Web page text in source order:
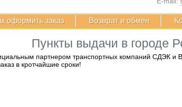
оформить заказ Возврат и обмен
Пункты выдачи в городе
партнером транспортных компаний СДЭК и
в кротчайшие сроки!